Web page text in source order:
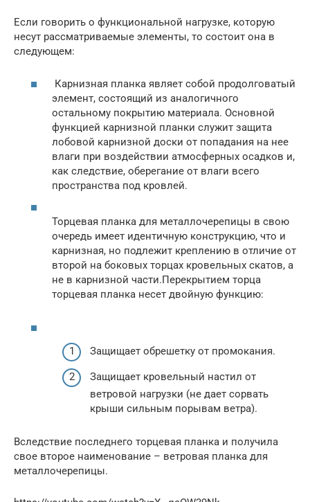
Если говорить о функциональной нагрузке, которую
несут рассматриваемые элементы, то состоит она в
следующем:
Карнизная планка являет собой продолговатый
элемент, состоящий из аналогичного
остальному покрытию материала. Основной
функцией карнизной планки служит защита
лобовой карнизной доски от попадания на нее
влаги при воздействии атмосферных осадков и,
как следствие, оберегание от влаги всего
пространства под кровлей.
Торцевая планка для металлочерепицы в свою
очередь имеет идентичную конструкцию, что и
карнизная, но подлежит креплению в отличие от
второй на боковых торцах кровельных скатов, а
не в карнизной части.Перекрытием торца
торцевая планка несет двойную функцию:
Защищает обрешетку от промокания.
Защищает кровельный настил от
ветровой нагрузки (не дает сорвать
крыши сильным порывам ветра).
Вследствие последнего торцевая планка и получила
свое второе наименование – ветровая планка для
металлочерепицы.